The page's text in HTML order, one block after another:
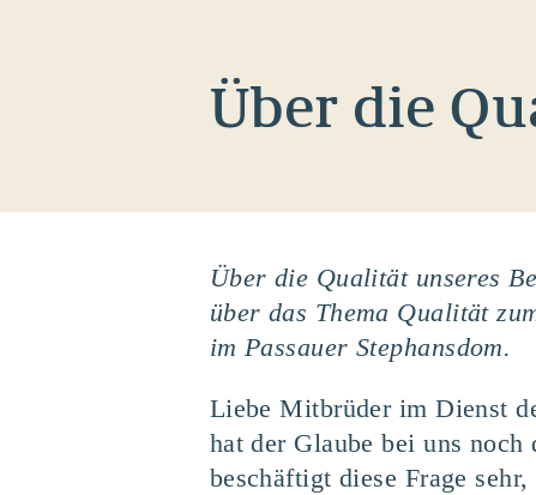
Über die
Über die Qualität unseres
über das Thema Qualität
im Passauer Stephansdom.
Liebe Mitbrüder im Dienst
hat der Glaube bei uns
beschäftigt diese Frage